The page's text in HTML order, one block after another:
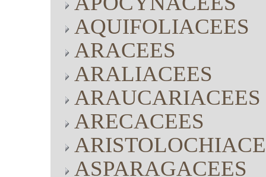
AQUIFOLIACEES
ARACEES
ARALIACEES
ARAUCARIACEES
ARECACEES
ASPARAGACEES